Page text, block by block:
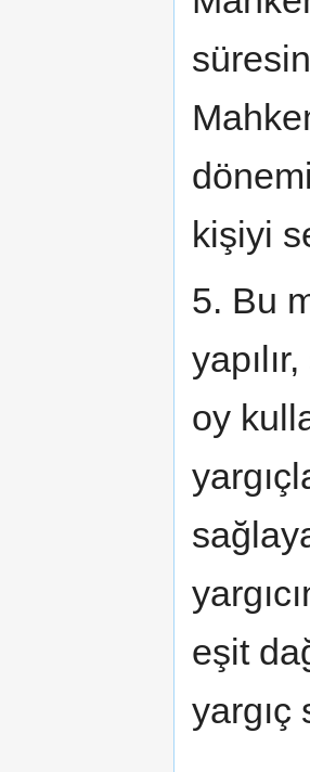
kişiyi
5. Bu
oy
eşit
yargıç